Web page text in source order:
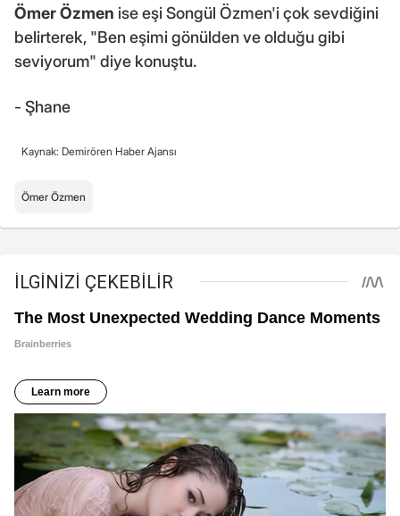
Ömer Özmen ise eşi Songül Özmen'i çok sevdiğini
belirterek, "Ben eşimi gönülden ve olduğu gibi
seviyorum" diye konuştu.
- Şhane
Kaynak: Demirören Haber Ajansı
Ömer Özmen